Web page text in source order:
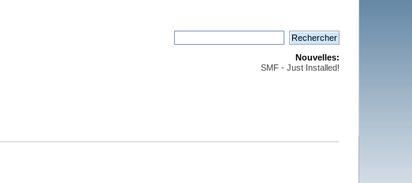
Nouvelles:
SMF - Just Installed!